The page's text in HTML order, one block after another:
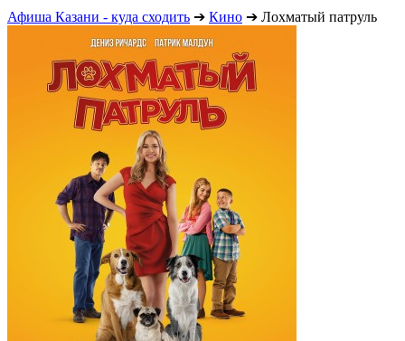
Афиша Казани - куда сходить ➔ Кино ➔ Лохматый патруль